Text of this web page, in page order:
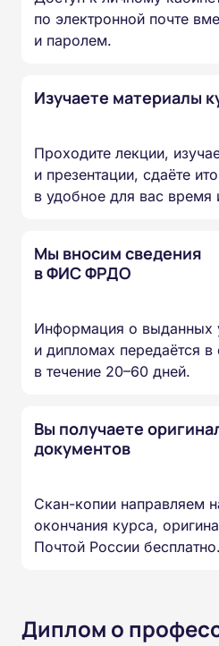
по электронной почте
и паролем.
Изучаете материалы
Проходите лекции,
и презентации, сдаёте
в удобное для вас время
Мы вносим сведения
в ФИС ФРДО
Информация о выданных
и дипломах передаётся
в течение 20–60 дней.
Вы получаете
документов
Скан-копии направляем
окончания курса,
Почтой России бесплатно.
Диплом о